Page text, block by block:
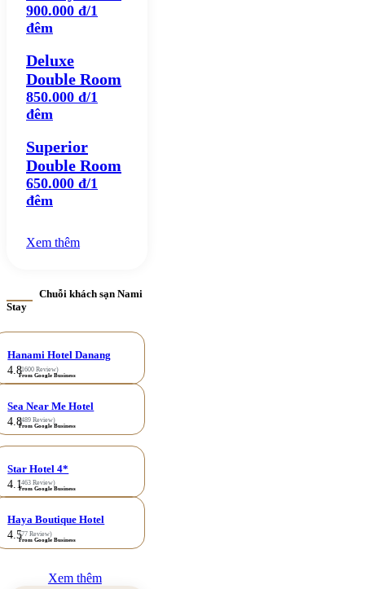
900.000 đ/1
đêm
Deluxe
Double Room
850.000 đ/1
đêm
Superior
Double Room
650.000 đ/1
đêm
Xem thêm
Chuỗi khách sạn Nami
Stay
Hanami Hotel Danang
4.8(1600 Review)
From Google Business
Sea Near Me Hotel
4.8(489 Review)
From Google Business
Star Hotel 4*
4.1(463 Review)
From Google Business
Haya Boutique Hotel
4.5(77 Review)
From Google Business
Xem thêm